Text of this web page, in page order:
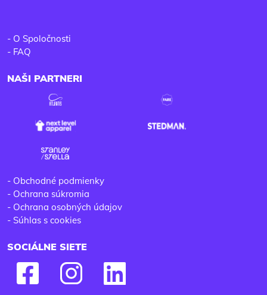
- O Spoločnosti
- FAQ
NAŠI PARTNERI
- Obchodné podmienky
- Ochrana súkromia
- Ochrana osobných údajov
- Súhlas s cookies
SOCIÁLNE SIETE